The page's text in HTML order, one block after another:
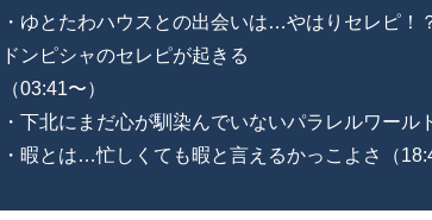
・ゆとたわハウスとの出会いは…やはりセレピ！
ドンピシャのセレピが起きる
（03:41〜）
・下北にまだ心が馴染んでいないパラレルワー
・暇とは…忙しくても暇と言えるかっこよさ（